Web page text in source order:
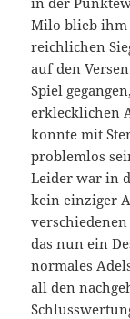
Milo blieb
reichlichen
auf den
Spiel
erklecklichen
konnte mit
problemlos
Leider war in
kein einziger
das nun ein
normales
all den